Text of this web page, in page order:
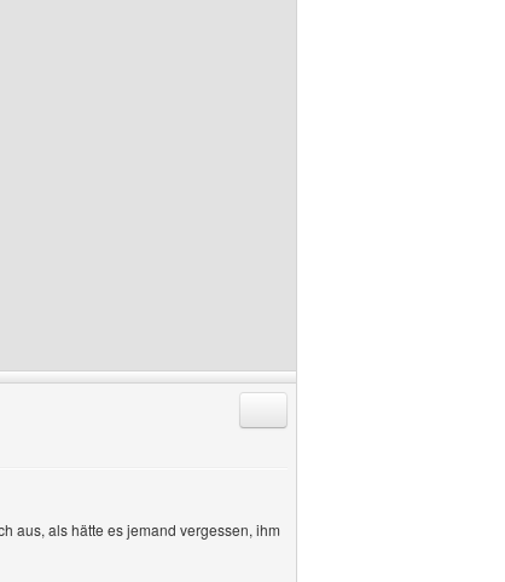
aus, als hätte es jemand vergessen, ihm